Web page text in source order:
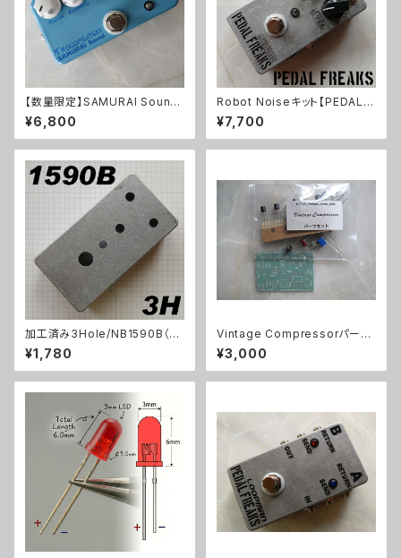
【数量限定】SAMURAI Sound
Tremoloneキット
¥6,800
Robot Noiseキット【PEDAL F
REAKS】
¥7,700
加工済み3Hole/NB1590B（11
2x61x32mm）アルミダイキャス
トケース
¥1,780
Vintage Compressorパーツ
セット
¥3,000